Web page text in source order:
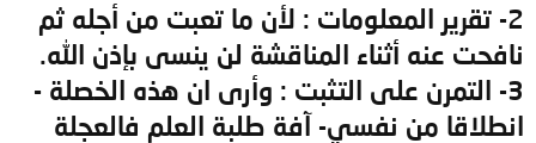
2- تقرير المعلومات : لأن ما تعبت من أجله ثم
نافحت عنه أثناء المناقشة لن ينسى بإذن الله.
3- التمرن على التثبت : وأرى ان هذه الخصلة -
انطلاقا من نفسي- آفة طلبة العلم فالعجلة